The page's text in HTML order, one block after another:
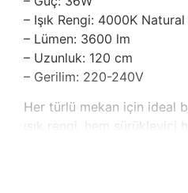
– Işık Rengi: 4000K
– Lümen: 3600 lm
– Uzunluk: 120 cm
– Gerilim: 220-240V
Her türlü mekan için ideal
ışık rengi, hem
Çeşitli kullanım